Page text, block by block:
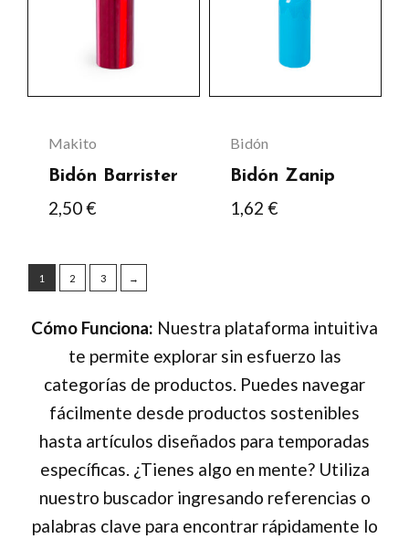
producto
producto
Makito
Bidón Barrister
2,50€
variantes.
se
pueden
en
página
producto
Bidón
Bidón Zanip
1,62 €
múltiples
se
pueden
en
producto
1 2 3 →
Cómo Funciona: Nuestra plataforma intuitiva
te permite explorar sin esfuerzo las
categorías de productos. Puedes navegar
fácilmente desde productos sostenibles
hasta artículos diseñados para temporadas
específicas. ¿Tienes algo en mente? Utiliza
nuestro buscador ingresando referencias o
palabras clave para encontrar rápidamente lo